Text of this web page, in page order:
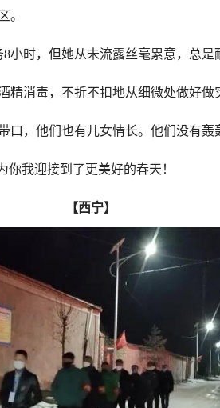
。
小时，但她从未流露丝毫累意，总
进行酒精消毒，不折不扣地
口，他们也有儿女情长。他们没有轰
我迎接到了更美好的春天！
【西宁】